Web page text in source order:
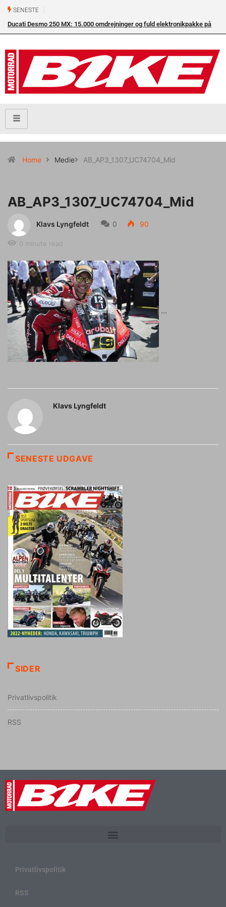
SENESTE
Ducati Desmo 250 MX: 15.000 omdrejninger og fuld elektronikpakke på
Home Medie AB_AP3_1307_UC74704_Mid
AB_AP3_1307_UC74704_Mid
Klavs Lyngfeldt 0 90
0 minute read
Klavs Lyngfeldt
SENESTE UDGAVE
SIDER
Privatlivspolitik
RSS
Privatlivspolitik
RSS